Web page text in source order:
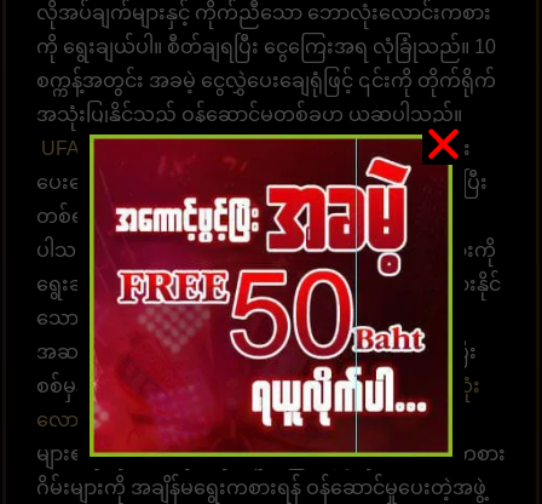
လိုအပ်ချက်များနှင့် ကိုက်ညီသော ဘောလုံးလောင်းကစား
ကို ရွေးချယ်ပါ။ စီတ်ချရပြီး ငွေကြေးအရ လုံခြုံသည်။ 10
စက္ကန့်အတွင်း အခမဲ့ ငွေလွှဲပေးချေရုံဖြင့် ၎င်းကို တိုက်ရိုက်
အသုံးပြုနိုင်သည့် ဝန်ဆောင်မှုတစ်ခုဟု ယူဆပါသည်။
UFABET ကာစီနို
တွင် ဝန်ဆောင်မှုနှင့် အကြံဉာဏ်များ
ပေးဆောင်ရန် အရည်အချင်းပြည့်မီသော အဖွဲ့တစ်ဖွဲ့ရှိပြီး
တစ်ရက်လျှင် 24 နာရီ အကြံဉာဏ်များ ပေးဆောင်နိုင်
ပါသည်။ အကောင့်ထဲဝင်လာပြီး လောင်းကစားဂိမ်းများကို
ရွေးချယ်ကစားပါ။ အချိန်နှင့်တစ်ပြေးညီ လောင်းကစားနိုင်
သော စနစ်ဖြစ်ပါတယ်။ အလောင်းအစားရွေးချယ်ရန်
အဆင်သင့်ဖြစ်နေပါပြီ။ ထိထိရောက်ရောက် မြန်ဆန်ပြီး
စစ်မှန်သော ပေးချေမှုများ၊ နံပါတ် 1 တိုက်ရိုက်
ဘောလုံး
လောင်းကစားဝက်ဘ်ဆိုက်UFABET သည် လူအ
များ၏နှလုံးသားကို အနိုင်ယူသည်။ အွန်လိုင်းလောင်းကစား
ဂိမ်းများကို အချိန်မရွေးကစားရန် ဝန်ဆောင်မှုပေးတဲ့အဖွဲ့